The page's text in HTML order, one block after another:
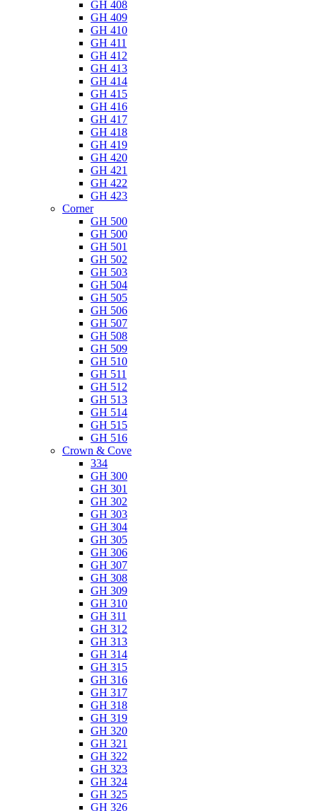
GH 408
GH 409
GH 410
GH 411
GH 412
GH 413
GH 414
GH 415
GH 416
GH 417
GH 418
GH 419
GH 420
GH 421
GH 422
GH 423
Corner
GH 500
GH 500
GH 501
GH 502
GH 503
GH 504
GH 505
GH 506
GH 507
GH 508
GH 509
GH 510
GH 511
GH 512
GH 513
GH 514
GH 515
GH 516
Crown & Cove
334
GH 300
GH 301
GH 302
GH 303
GH 304
GH 305
GH 306
GH 307
GH 308
GH 309
GH 310
GH 311
GH 312
GH 313
GH 314
GH 315
GH 316
GH 317
GH 318
GH 319
GH 320
GH 321
GH 322
GH 323
GH 324
GH 325
GH 326